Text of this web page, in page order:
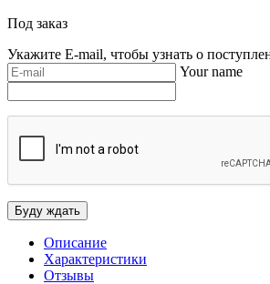
Под заказ
Укажите E-mail, чтобы узнать о
Your name
Описание
Характеристики
Отзывы